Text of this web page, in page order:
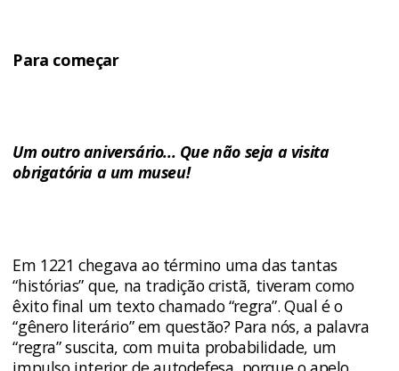
Para começar
Um outro aniversário... Que não seja a visita
obrigatória a um museu!
Em 1221 chegava ao término uma das tantas
“histórias” que, na tradição cristã, tiveram como
êxito final um texto chamado “regra”. Qual é o
“gênero literário” em questão? Para nós, a palavra
“regra” suscita, com muita probabilidade, um